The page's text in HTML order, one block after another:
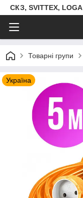
СКЗ, SVITTEX, LOGA
Товарні групи
Україна